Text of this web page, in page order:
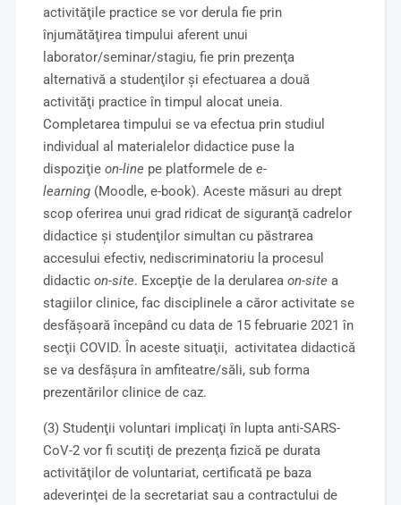
activităţile practice se vor derula fie prin
înjumătăţirea timpului aferent unui
laborator/seminar/stagiu, fie prin prezenţa
alternativă a studenţilor şi efectuarea a două
activităţi practice în timpul alocat uneia.
Completarea timpului se va efectua prin studiul
individual al materialelor didactice puse la
dispoziţie on-line pe platformele de e-
learning(Moodle, e-book). Aceste măsuri au drept
scop oferirea unui grad ridicat de siguranţă cadrelor
didactice şi studenţilor simultan cu păstrarea
accesului efectiv, nediscriminatoriu la procesul
didactic on-site. Excepţie de la derularea on-site a
stagiilor clinice, fac disciplinele a căror activitate se
desfăşoară începând cu data de 15 februarie 2021 în
secţii COVID. În aceste situaţii, activitatea didactică
se va desfăşura în amfiteatre/săli, sub forma
prezentărilor clinice de caz.
(3) Studenţii voluntari implicaţi în lupta anti-SARS-
CoV-2 vor fi scutiţi de prezenţa fizică pe durata
activităţilor de voluntariat, certificată pe baza
adeverinţei de la secretariat sau a contractului de